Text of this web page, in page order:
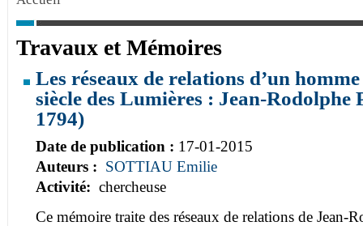
Travaux et Mémoires
Les réseaux de relations d’un homme
siècle des Lumières : Jean-Rodolphe
1794)
Date de publication : 17-01-2015
Auteurs : SOTTIAU Emilie
Activité: chercheuse
Ce mémoire traite des réseaux de relations de Jean-